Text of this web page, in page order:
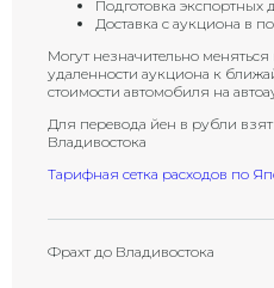
Подготовка экспортных
Доставка с аукциона в
Могут незначительно меняться
удаленности аукциона к
стоимости автомобиля на
Для перевода йен в рубли
Владивостока
Тарифная сетка расходов по
Фрахт до Владивостока